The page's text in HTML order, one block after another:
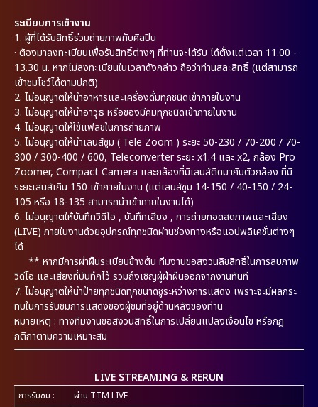
ระเบียบการเข้างาน
1. ผู้ที่ได้รับสิทธิ์ร่วมถ่ายภาพกับศิลปิน
· ต้องมาลงทะเบียนเพื่อรับสิทธิ์ต่างๆ ที่ท่านจะได้รับ ได้ตั้งแต่เวลา 11.00 -
13.30 น. หากไม่ลงทะเบียนในเวลาดังกล่าว ถือว่าท่านสละสิทธิ์ (แต่สามารถ
เข้าชมโชว์ได้ตามปกติ)
2. ไม่อนุญาตให้นำอาหารและเครื่องดื่มทุกชนิดเข้าภายในงาน
3. ไม่อนุญาตให้นำอาวุธ หรือของมีคมทุกชนิดเข้าภายในงาน
4. ไม่อนุญาตให้ใช้แฟลชในการถ่ายภาพ
5. ไม่อนุญาตให้นำเลนส์ซูม ( Tele Zoom ) ระยะ 50-230 / 70-200 / 70-
300 / 300-400 / 600, Teleconverter ระยะ x1.4 และ x2, กล้อง Pro
Zoomer, Compact Camera และกล้องที่มีเลนส์ติดมากับตัวกล้อง ที่มี
ระยะเลนส์เกิน 150 เข้าภายในงาน (แต่เลนส์ซูม 14-150 / 40-150 / 24-
105 หรือ 18-135 สามารถนำเข้าภายในงานได้)
6. ไม่อนุญาตให้บันทึกวิดีโอ , บันทึกเสียง , การถ่ายทอดสดภาพและเสียง
(LIVE) ภายในงานด้วยอุปกรณ์ทุกชนิดผ่านช่องทางหรือแอปพลิเคชั่นต่างๆ
ได้
** หากมีการผ่าฝืนระเบียบข้างต้น ทีมงานขอสงวนลิขสิทธิ์ในการลบภาพ
วิดีโอ และเสียงที่บันทึกไว้ รวมถึงเชิญผู้ฝ่าฝืนออกจากงานทันที
7. ไม่อนุญาตให้นำป้ายทุกชนิดทุกขนาดชูระหว่างการแสดง เพราะจะมีผลกระ
ทบในการรับชมการแสดงของผู้ชมที่อยู่ด้านหลังของท่าน
หมายเหตุ : ทางทีมงานขอสงวนสิทธิ์ในการเปลี่ยนแปลงเงื่อนไข หรือกฎ
กติกาตามความเหมาะสม
LIVE STREAMING & RERUN
การรับชม : ผ่าน TTM LIVE